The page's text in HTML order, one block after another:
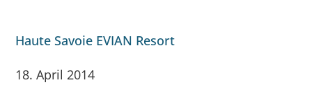
Haute Savoie EVIAN Resort
18. April 2014